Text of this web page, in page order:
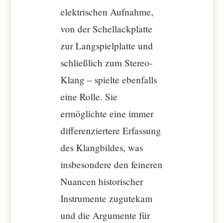
elektrischen Aufnahme,
von der Schellackplatte
zur Langspielplatte und
schließlich zum Stereo-
Klang – spielte ebenfalls
eine Rolle. Sie
ermöglichte eine immer
differenziertere Erfassung
des Klangbildes, was
insbesondere den feineren
Nuancen historischer
Instrumente zugutekam
und die Argumente für